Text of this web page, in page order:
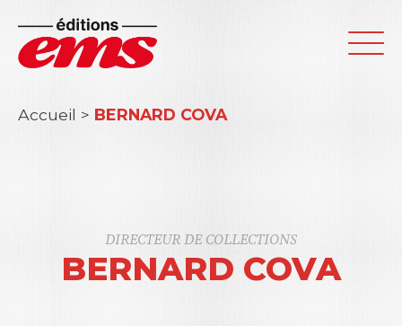
Accueil > BERNARD COVA
DIRECTEUR DE COLLECTIONS
BERNARD COVA